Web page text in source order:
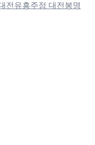
전유흥주점 대전봉명